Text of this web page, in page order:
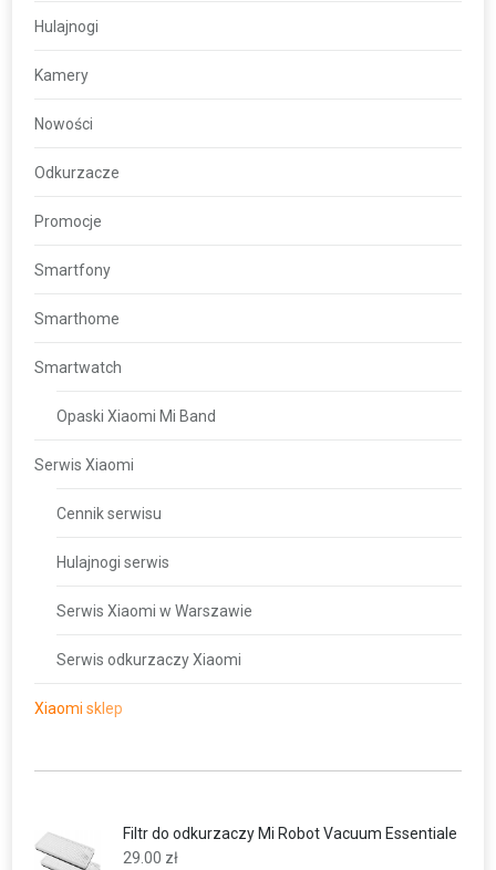
Hulajnogi
Kamery
Nowości
Odkurzacze
Promocje
Smartfony
Smarthome
Smartwatch
Opaski Xiaomi Mi Band
Serwis Xiaomi
Cennik serwisu
Hulajnogi serwis
Serwis Xiaomi w Warszawie
Serwis odkurzaczy Xiaomi
Xiaomi sklep
Filtr do odkurzaczy Mi Robot Vacuum Essentiale
29.00 zł